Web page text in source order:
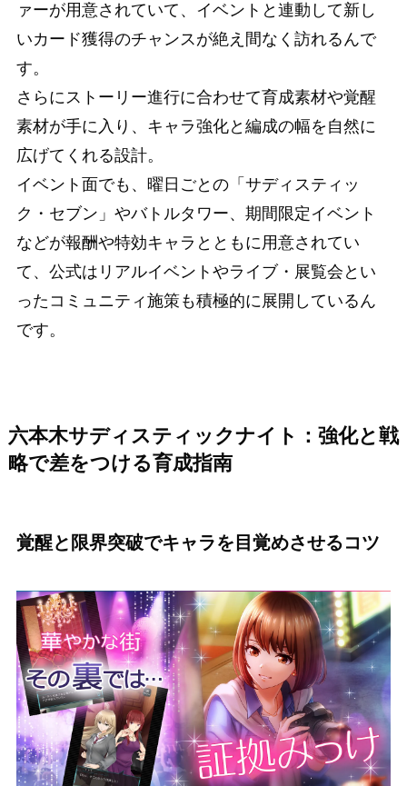
ァーが用意されていて、イベントと連動して新し
いカード獲得のチャンスが絶え間なく訪れるんで
す。
さらにストーリー進行に合わせて育成素材や覚醒
素材が手に入り、キャラ強化と編成の幅を自然に
広げてくれる設計。
イベント面でも、曜日ごとの「サディスティッ
ク・セブン」やバトルタワー、期間限定イベント
などが報酬や特効キャラとともに用意されてい
て、公式はリアルイベントやライブ・展覧会とい
ったコミュニティ施策も積極的に展開しているん
です。
六本木サディスティックナイト：強化と戦
略で差をつける育成指南
覚醒と限界突破でキャラを目覚めさせるコツ